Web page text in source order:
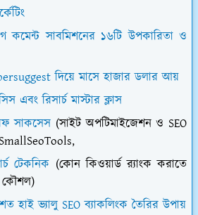
কমেন্ট সাবমিশনের ১৬টি উপকারিতা ও
দিয়ে মাসে হাজার ডলার আয়
এবং রিসার্চ মাস্টার ক্লাস
অফ সাকসেস (সাইট অপটিমাইজেশন ও SEO
টেকনিক (কোন কিওয়ার্ড র‍্যাংক করাতে
কৌশল)
হাই ভ্যালু SEO ব্যাকলিংক তৈরির উপায়